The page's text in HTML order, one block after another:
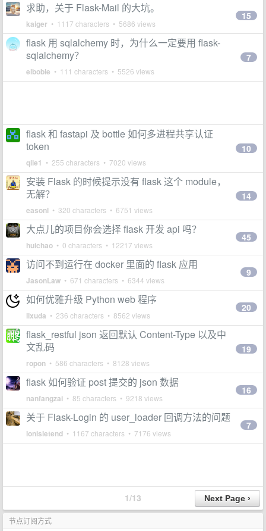
求助，关于 Flask-Mail 的大坑。
kaiger • 1117 characters • 5686 views
15
flask 用 sqlalchemy 时，为什么一定要用 flask-
sqlalchemy？
elboble • 111 characters • 5526 views
7
flask 和 fastapi 及 bottle 如何多进程共享认证
token
qile1 • 255 characters • 7020 views
10
安装 Flask 的时候提示没有 flask 这个 module，
无解？
easonl • 320 characters • 6751 views
14
大点儿的项目你会选择 flask 开发 api 吗？
huichao • 0 characters • 12217 views
45
访问不到运行在 docker 里面的 flask 应用
JasonLaw • 671 characters • 6344 views
9
如何优雅升级 Python web 程序
lixuda • 236 characters • 8562 views
20
flask_restful json 返回默认 Content-Type 以及中
文乱码
ropon • 586 characters • 8128 views
19
flask 如何验证 post 提交的 json 数据
nanfangzai • 85 characters • 9218 views
16
关于 Flask-Login 的 user_loader 回调方法的问题
lonisletend • 1167 characters • 7176 views
7
1/13
节点订阅方式